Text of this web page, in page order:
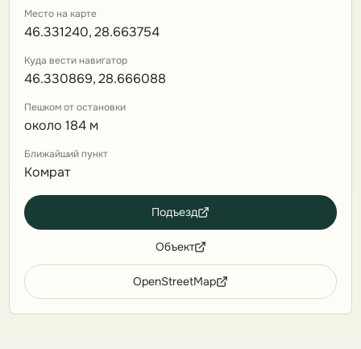
Место на карте
46.331240, 28.663754
Куда вести навигатор
46.330869, 28.666088
Пешком от остановки
около 184 м
Ближайший пункт
Комрат
Подъезд
Объект
OpenStreetMap